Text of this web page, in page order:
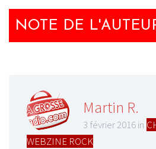
NOTE DE
Martin R.
3 février 2016 in
WEBZINE ROCK